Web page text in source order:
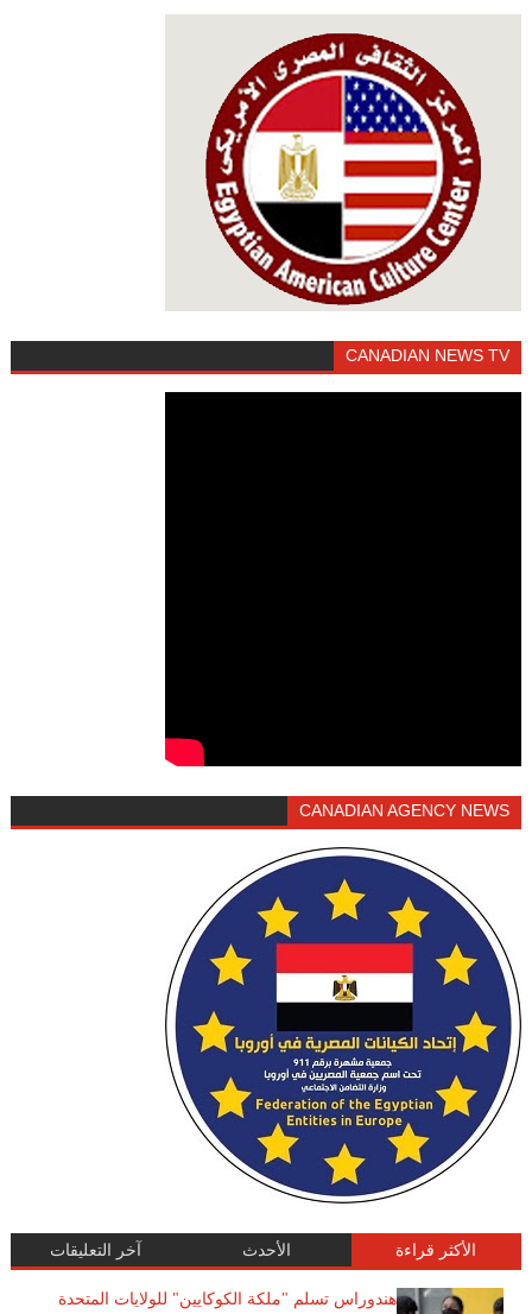
CANADIAN NEWS TV
CANADIAN AGENCY NEWS
الأكثر قراءة الأحدث آخر التعليقات
هندوراس تسلم "ملكة الكوكايين" للولايات المتحدة